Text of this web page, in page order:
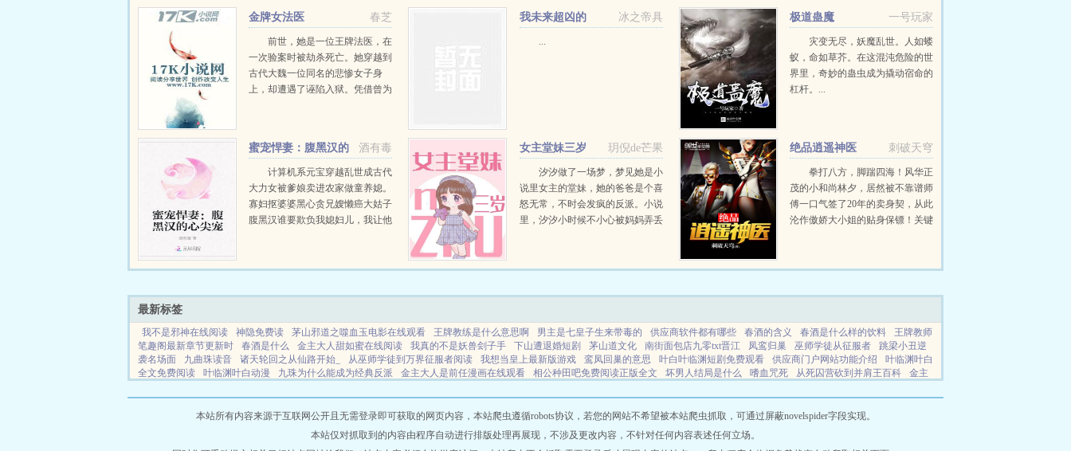
春芝
金牌女法医
前世，她是一位王牌法医，在
一次验案时被劫杀死亡。她穿越到
古代大魏一位同名的悲惨女子身
上，却遭遇了诬陷入狱。凭借曾为
个不可告人的阴谋...
冰之帝具
我未来超凶的
...
一号玩家
极道蛊魔
灾变无尽，妖魔乱世。人如蝼
蚁，命如草芥。在这混沌危险的世
界里，奇妙的蛊虫成为撬动宿命的
杠杆。...
酒有毒
蜜宠悍妻：腹黑汉的
心尖宠计算机系元宝穿越乱世成古代
大力女被爹娘卖进农家做童养媳。
寡妇抠婆婆黑心贪兄嫂懒癌大姑子
腹黑汉谁要欺负我媳妇儿，我让他
口痛痛痛，宛若胸口碎大石里的大
玥倪de芒果
女主堂妹三岁
汐汐做了一场梦，梦见她是小
说里女主的堂妹，她的爸爸是个喜
怒无常，不时会发疯的反派。小说
里，汐汐小时候不小心被妈妈弄丢
聪明的弟弟。因为讨厌女主...
刺破天穹
绝品逍遥神医
拳打八方，脚踹四海！风华正
茂的小和尚林夕，居然被不靠谱师
傅一口气签了20年的卖身契，从此
沦作傲娇大小姐的贴身保镖！关键
俺来？！...
最新标签
我不是邪神在线阅读 神隐免费读 茅山邪道之噬血玉电影在线观看 王牌教练是什么意思啊 男主是七皇子生来带毒的 供应商软件都有哪些 春酒的含义 春酒是什么样的饮料
王牌教师
笔趣阁最新章节更新时
春酒是什么 金主大人甜如蜜在线阅读 我真的不是妖兽刽子手 下山遭退婚短剧 茅山道文化 南街面包店九零txt晋江 凤鸾归巢 巫师学徒从征服者
跳梁小丑逆
袭名场面
九曲珠读音 诸天轮回之从仙路开始_ 从巫师学徒到万界征服者阅读 我想当皇上最新版游戏 鸾凤回巢的意思 叶白叶临渊短剧免费观看 供应商门户网站功能介绍
叶临渊叶白
全文免费阅读
叶临渊叶白动漫 九珠为什么能成为经典反派 金主大人是前任漫画在线观看 相公种田吧免费阅读正版全文 坏男人结局是什么 嗜血咒死 从死囚营砍到并肩王百科
金主
婚的清冷女神免费阅读
三生三世十里桃花原著墨白cp 神奇宝贝我乃精灵大师 春 酒 王牌教练套装属性详解 巫师从收尸学徒开始氪月卡 茅山道观在哪里 供应商网app官方
豪门婆媳
穿书后我用改字系统改剧情 网站地图
本站所有内容来源于互联网公开且无需登录即可获取的网页内容，本站爬虫遵循robots协议，若您的网站不希望被本站爬虫抓取，可通过屏蔽novelspider字段实现。
本站仅对抓取到的内容由程序自动进行排版处理再展现，不涉及更改内容，不针对任何内容表述任何立场。